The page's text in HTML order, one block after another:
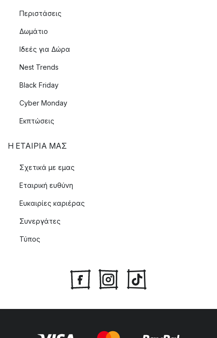
Περιστάσεις
Δωμάτιο
Ιδεές για Δώρα
Nest Trends
Black Friday
Cyber Monday
Εκπτώσεις
Η ΕΤΑΊΡΙΑ ΜΑΣ
Σχετικά με εμας
Εταιρική ευθύνη
Ευκαιρίες καριέρας
Συνεργάτες
Τύπος